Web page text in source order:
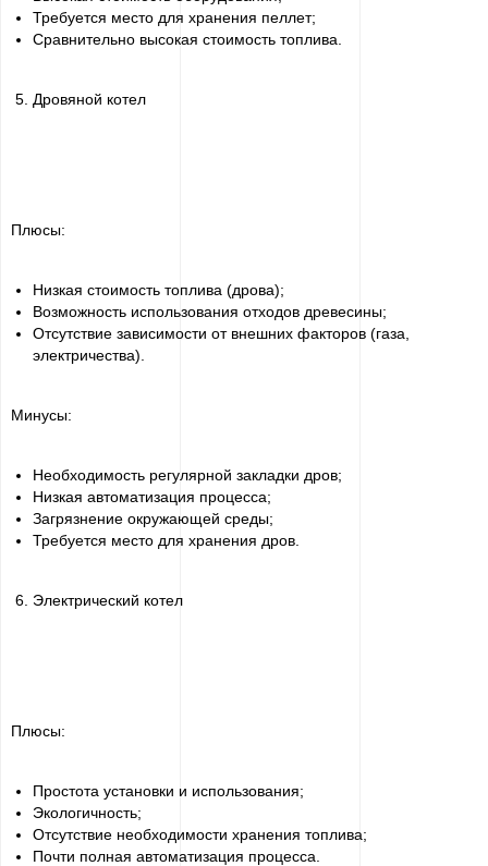
Требуется место для хранения пеллет;
Сравнительно высокая стоимость топлива.
Дровяной котел
Плюсы:
Низкая стоимость топлива (дрова);
Возможность использования отходов древесины;
Отсутствие зависимости от внешних факторов (газа,
электричества).
Минусы:
Необходимость регулярной закладки дров;
Низкая автоматизация процесса;
Загрязнение окружающей среды;
Требуется место для хранения дров.
Электрический котел
Плюсы:
Простота установки и использования;
Экологичность;
Отсутствие необходимости хранения топлива;
Почти полная автоматизация процесса.